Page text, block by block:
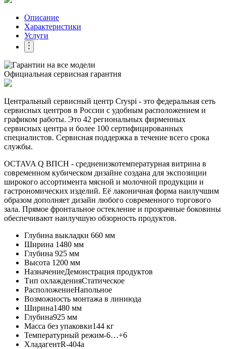
Описание
Характеристики
Услуги
Официальная сервисная гарантия
Центральный сервисный центр Cryspi - это федеральная сеть
сервисных центров в России с удобным расположением и
графиком работы. Это 42 региональных фирменных
сервисных центра и более 100 сертифицированных
специалистов. Сервисная поддержка в течение всего срока
службы.
OCTAVA Q ВПСН - средненизкотемпературная витрина в
современном кубическом дизайне создана для экспозиции
широкого ассортимента мясной и молочной продукции и
гастрономических изделий. Её лаконичная форма наилучшим
образом дополняет дизайн любого современного торгового
зала. Прямое фронтальное остекление и прозрачные боковины
обеспечивают наилучшую обзорность продуктов.
Глубина выкладки 660 мм
Ширина 1480 мм
Глубина 925 мм
Высота 1200 мм
НазначениеДемонстрация продуктов
Тип охлажденияСтатическое
РасположениеНапольное
Возможность монтажа в линиюда
Ширина1480 мм
Глубина925 мм
Масса без упаковки144 кг
Температурный режим-6…+6
ХладагентR-404a